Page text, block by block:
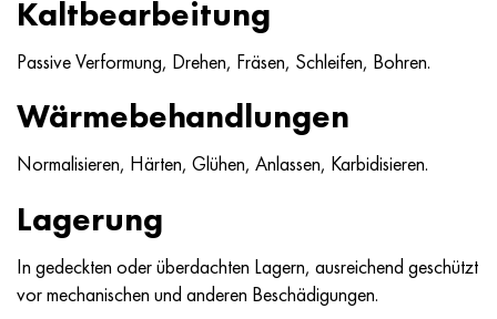
Kaltbearbeitung
Passive Verformung, Drehen, Fräsen, Schleifen, Bohren.
Wärmebehandlungen
Normalisieren, Härten, Glühen, Anlassen, Karbidisieren.
Lagerung
In gedeckten oder überdachten Lagern, ausreichend geschützt
vor mechanischen und anderen Beschädigungen.
MP159
Multimet n155
Nicrofer 5923 hMo
Nicrofer 6030
Nitronic 40
Nitronic 50
56DGNH
68NHVKTYU
79NM
80NM
80NMV-VI
80NHS
HN73MBTYU
HN70YU
HN75MBTYU
HN75TBYU
HN77TYU
HN77TYUR
5B
TL5
AT-6
TS-6
Titan 14
SP-17
1.4567 - aisi 304Cu
1.4570 - aisi303Cu
1.4574 - Legierung PH 15-7 Mo®
1.4580 - aisi 316Cb
1.4597 - aisi 204Cu
Legierung 28 - 1.4563
15H16N2АМ
18H11МNFB
18H12VMBFR
20H12VNMF
20H3MVF
21NKMT
30H, aisi 5130, 30h
30HGS, 30hgs
30HGSA, 30hgsa
30HGSN2A, 30hgsna
30HN2MA, 30CrNiMo8
30HN3A, 31nicr14